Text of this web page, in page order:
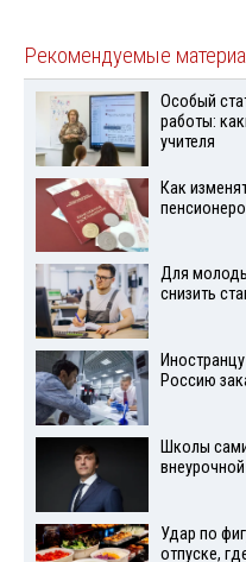
Рекомендуемые
Особый
работы:
учителя
Как
Для
снизить
Россию
Школы
Удар по
отпуске,